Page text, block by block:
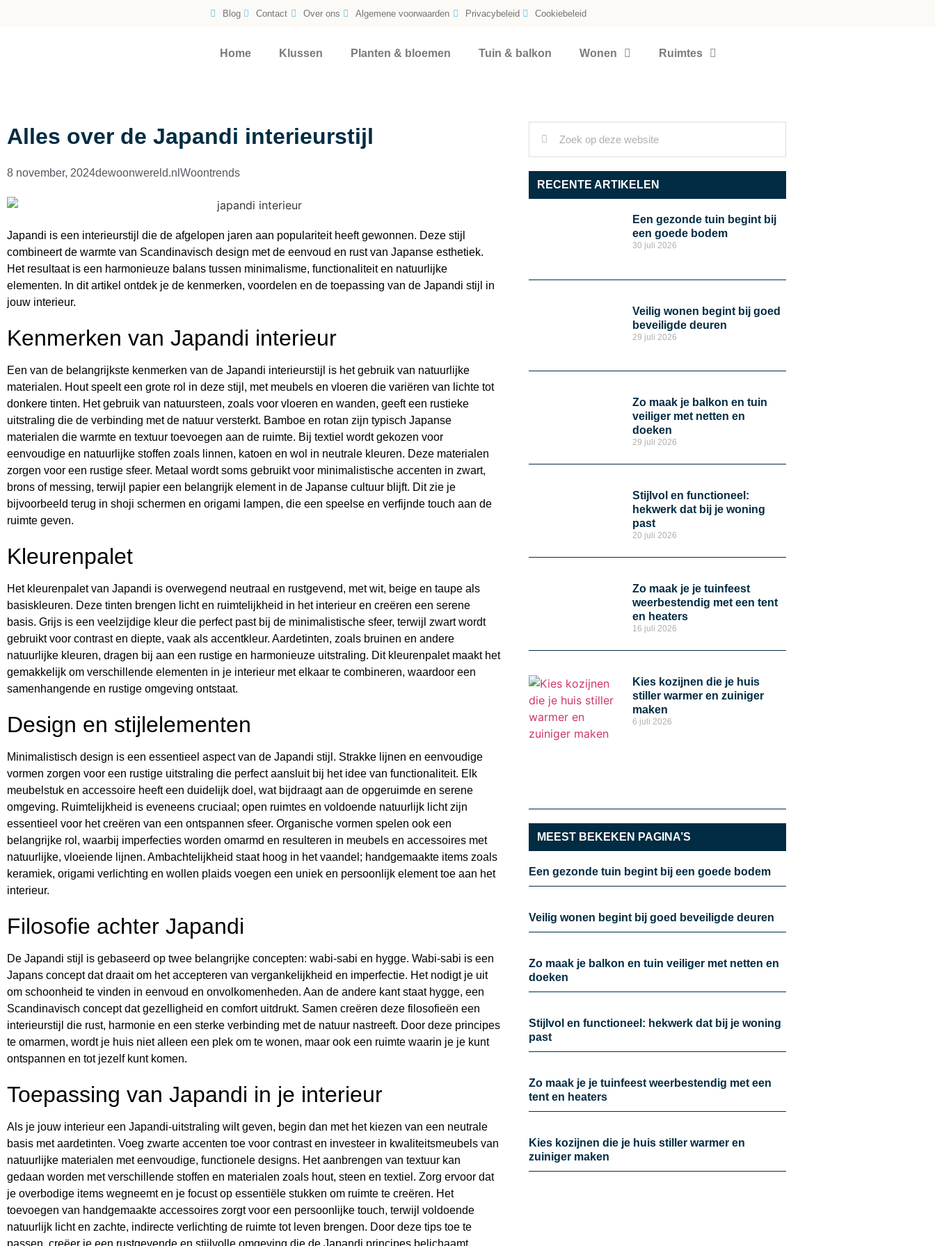
Blog Contact Over ons Algemene voorwaarden Privacybeleid Cookiebeleid
Home Klussen Planten & bloemen Tuin & balkon Wonen Ruimtes
Alles over de Japandi interieurstijl
8 november, 2024dewoonwereld.nl Woontrends
Japandi is een interieurstijl die de afgelopen jaren aan populariteit heeft gewonnen. Deze stijl
combineert de warmte van Scandinavisch design met de eenvoud en rust van Japanse esthetiek.
Het resultaat is een harmonieuze balans tussen minimalisme, functionaliteit en natuurlijke
elementen. In dit artikel ontdek je de kenmerken, voordelen en de toepassing van de Japandi stijl in
jouw interieur.
Kenmerken van Japandi interieur
Een van de belangrijkste kenmerken van de Japandi interieurstijl is het gebruik van natuurlijke
materialen. Hout speelt een grote rol in deze stijl, met meubels en vloeren die variëren van lichte tot
donkere tinten. Het gebruik van natuursteen, zoals voor vloeren en wanden, geeft een rustieke
uitstraling die de verbinding met de natuur versterkt. Bamboe en rotan zijn typisch Japanse
materialen die warmte en textuur toevoegen aan de ruimte. Bij textiel wordt gekozen voor
eenvoudige en natuurlijke stoffen zoals linnen, katoen en wol in neutrale kleuren. Deze materialen
zorgen voor een rustige sfeer. Metaal wordt soms gebruikt voor minimalistische accenten in zwart,
brons of messing, terwijl papier een belangrijk element in de Japanse cultuur blijft. Dit zie je
bijvoorbeeld terug in shoji schermen en origami lampen, die een speelse en verfijnde touch aan de
ruimte geven.
Kleurenpalet
Het kleurenpalet van Japandi is overwegend neutraal en rustgevend, met wit, beige en taupe als
basiskleuren. Deze tinten brengen licht en ruimtelijkheid in het interieur en creëren een serene
basis. Grijs is een veelzijdige kleur die perfect past bij de minimalistische sfeer, terwijl zwart wordt
gebruikt voor contrast en diepte, vaak als accentkleur. Aardetinten, zoals bruinen en andere
natuurlijke kleuren, dragen bij aan een rustige en harmonieuze uitstraling. Dit kleurenpalet maakt het
gemakkelijk om verschillende elementen in je interieur met elkaar te combineren, waardoor een
samenhangende en rustige omgeving ontstaat.
Design en stijlelementen
Minimalistisch design is een essentieel aspect van de Japandi stijl. Strakke lijnen en eenvoudige
vormen zorgen voor een rustige uitstraling die perfect aansluit bij het idee van functionaliteit. Elk
meubelstuk en accessoire heeft een duidelijk doel, wat bijdraagt aan de opgeruimde en serene
omgeving. Ruimtelijkheid is eveneens cruciaal; open ruimtes en voldoende natuurlijk licht zijn
essentieel voor het creëren van een ontspannen sfeer. Organische vormen spelen ook een
belangrijke rol, waarbij imperfecties worden omarmd en resulteren in meubels en accessoires met
natuurlijke, vloeiende lijnen. Ambachtelijkheid staat hoog in het vaandel; handgemaakte items zoals
keramiek, origami verlichting en wollen plaids voegen een uniek en persoonlijk element toe aan het
interieur.
Filosofie achter Japandi
De Japandi stijl is gebaseerd op twee belangrijke concepten: wabi-sabi en hygge. Wabi-sabi is een
Japans concept dat draait om het accepteren van vergankelijkheid en imperfectie. Het nodigt je uit
om schoonheid te vinden in eenvoud en onvolkomenheden. Aan de andere kant staat hygge, een
Scandinavisch concept dat gezelligheid en comfort uitdrukt. Samen creëren deze filosofieën een
interieurstijl die rust, harmonie en een sterke verbinding met de natuur nastreeft. Door deze principes
te omarmen, wordt je huis niet alleen een plek om te wonen, maar ook een ruimte waarin je je kunt
ontspannen en tot jezelf kunt komen.
Toepassing van Japandi in je interieur
Als je jouw interieur een Japandi-uitstraling wilt geven, begin dan met het kiezen van een neutrale
basis met aardetinten. Voeg zwarte accenten toe voor contrast en investeer in kwaliteitsmeubels van
natuurlijke materialen met eenvoudige, functionele designs. Het aanbrengen van textuur kan
gedaan worden met verschillende stoffen en materialen zoals hout, steen en textiel. Zorg ervoor dat
je overbodige items wegneemt en je focust op essentiële stukken om ruimte te creëren. Het
toevoegen van handgemaakte accessoires zorgt voor een persoonlijke touch, terwijl voldoende
natuurlijk licht en zachte, indirecte verlichting de ruimte tot leven brengen. Door deze tips toe te
passen, creëer je een rustgevende en stijlvolle omgeving die de Japandi principes belichaamt.
RECENTE ARTIKELEN
Een gezonde tuin begint bij
een goede bodem
30 juli 2026
Veilig wonen begint bij goed
beveiligde deuren
29 juli 2026
Zo maak je balkon en tuin
veiliger met netten en
doeken
29 juli 2026
Stijlvol en functioneel:
hekwerk dat bij je woning
past
20 juli 2026
Zo maak je je tuinfeest
weerbestendig met een tent
en heaters
16 juli 2026
Kies kozijnen die je huis
stiller warmer en zuiniger
maken
6 juli 2026
MEEST BEKEKEN PAGINA’S
Een gezonde tuin begint bij een goede bodem
Veilig wonen begint bij goed beveiligde deuren
Zo maak je balkon en tuin veiliger met netten en
doeken
Stijlvol en functioneel: hekwerk dat bij je woning
past
Zo maak je je tuinfeest weerbestendig met een
tent en heaters
Kies kozijnen die je huis stiller warmer en
zuiniger maken